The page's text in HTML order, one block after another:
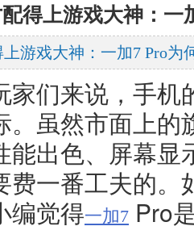
得上游戏大神：一
游戏大神：一加7 Pro为
家们来说，手机
。虽然市面上的
能出色、屏幕显
费一番工夫的。
编觉得一加7 Pro